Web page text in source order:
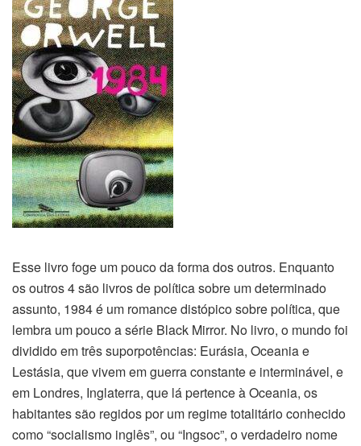
Esse livro foge um pouco da forma dos outros. Enquanto
os outros 4 são livros de política sobre um determinado
assunto, 1984 é um romance distópico sobre política, que
lembra um pouco a série Black Mirror. No livro, o mundo foi
dividido em três suporpotências: Eurásia, Oceania e
Lestásia, que vivem em guerra constante e interminável, e
em Londres, Inglaterra, que lá pertence à Oceania, os
habitantes são regidos por um regime totalitário conhecido
como “socialismo inglês”, ou “Ingsoc”, o verdadeiro nome